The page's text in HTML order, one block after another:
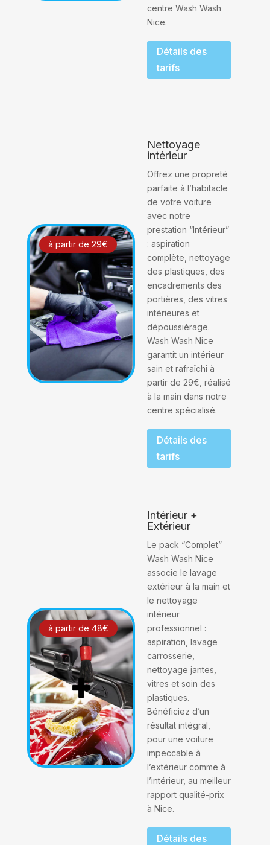
centre Wash Wash
Nice.
Détails des
tarifs
à partir de 29€
Nettoyage
intérieur
Offrez une propreté
parfaite à l’habitacle
de votre voiture
avec notre
prestation “Intérieur”
: aspiration
complète, nettoyage
des plastiques, des
encadrements des
portières, des vitres
intérieures et
dépoussiérage.
Wash Wash Nice
garantit un intérieur
sain et rafraîchi à
partir de 29€, réalisé
à la main dans notre
centre spécialisé.
Détails des
tarifs
à partir de 48€
Intérieur +
Extérieur
Le pack “Complet”
Wash Wash Nice
associe le lavage
extérieur à la main et
le nettoyage
intérieur
professionnel :
aspiration, lavage
carrosserie,
nettoyage jantes,
vitres et soin des
plastiques.
Bénéficiez d’un
résultat intégral,
pour une voiture
impeccable à
l’extérieur comme à
l’intérieur, au meilleur
rapport qualité-prix
à Nice.
Détails des